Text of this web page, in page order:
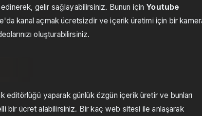
gelir sağlayabilirsiniz. Bunun için Youtube
kanal açmak ücretsizdir ve içerik üretimi için bir
oluşturabilirsiniz.
yaparak günlük özgün içerik üretir ve bunları
bir ücret alabilirsiniz. Bir kaç web sitesi ile anlaşarak